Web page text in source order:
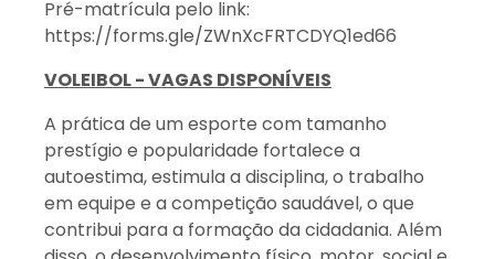
Pré-matrícula pelo link:
https://forms.gle/ZWnXcFRTCDYQ1ed66
VOLEIBOL - VAGAS DISPONÍVEIS
A prática de um esporte com tamanho
prestígio e popularidade fortalece a
autoestima, estimula a disciplina, o trabalho
em equipe e a competição saudável, o que
contribui para a formação da cidadania. Além